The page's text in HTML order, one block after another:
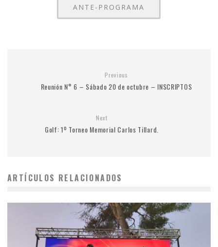
ANTE-PROGRAMA
Previous
Reunión N° 6 – Sábado 20 de octubre – INSCRIPTOS
Next
Golf: 1º Torneo Memorial Carlos Tillard.
ARTÍCULOS RELACIONADOS